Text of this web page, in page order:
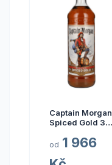
Captain Morgan
Spiced Gold 3l
od 1 966